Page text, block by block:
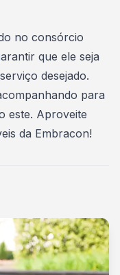
no consórcio
que ele seja
desejado.
para
este. Aproveite
da Embracon!